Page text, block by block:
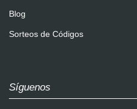
Blog
Sorteos de Códigos
Síguenos